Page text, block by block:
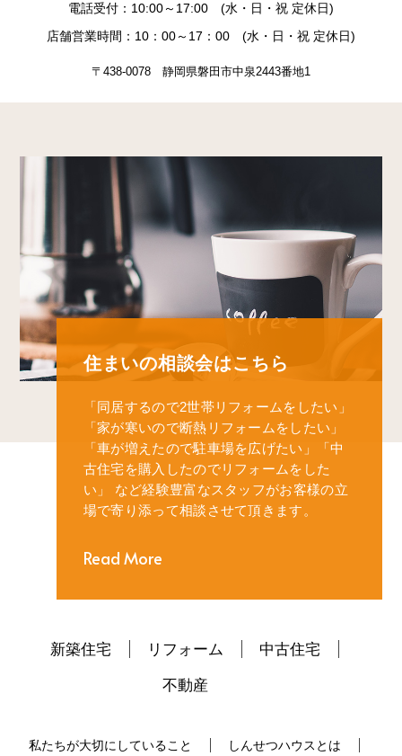
電話受付：10:00～17:00 (水・日・祝 定休日)
店舗営業時間：10：00～17：00 (水・日・祝 定休日)
〒438-0078 静岡県磐田市中泉2443番地1
住まいの相談会はこちら
「同居するので2世帯リフォームをしたい」
「家が寒いので断熱リフォームをしたい」
「車が増えたので駐車場を広げたい」
「中
古住宅を購入したのでリフォームをした
い」
など経験豊富なスタッフがお客様の立
場で寄り添って相談させて頂きます。
Read More
新築住宅 リフォーム
中古住宅
不動産
私たちが大切にしていること しんせつハウスとは